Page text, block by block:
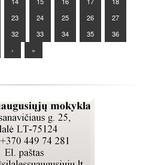
23 24 25 26
27
32 33 34 35
36
› »